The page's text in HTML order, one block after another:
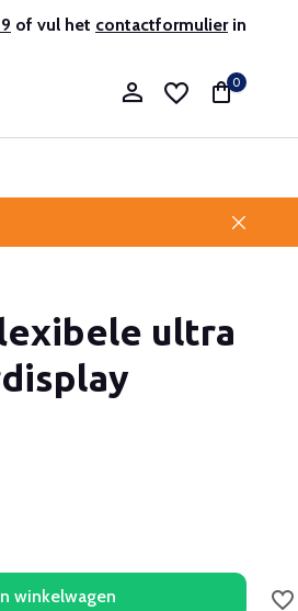
of vul het contactformulierin
Account aanmaken
0
ultra
winkelwagen